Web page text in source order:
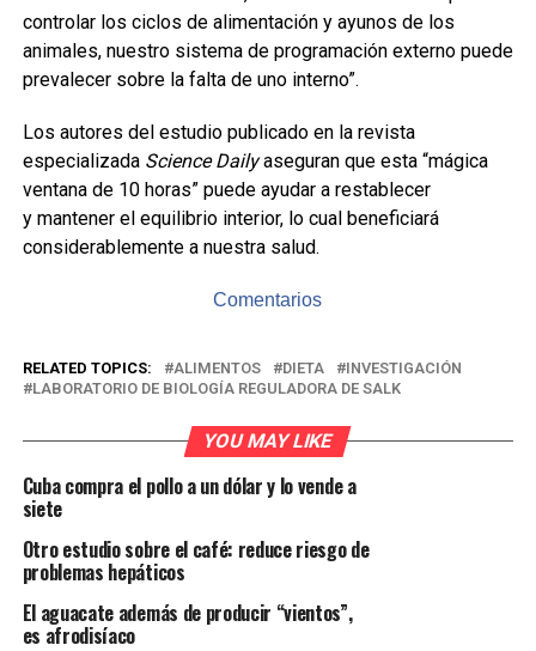
controlar los ciclos de alimentación y ayunos de los
animales, nuestro sistema de programación externo puede
prevalecer sobre la falta de uno interno”.
Los autores del estudio publicado en la revista
especializada Science Dailyaseguran que esta “mágica
ventana de 10 horas” puede ayudar a restablecer
y mantener el equilibrio interior, lo cual beneficiará
considerablemente a nuestra salud.
Comentarios
RELATED TOPICS: ALIMENTOS DIETA
INVESTIGACIÓN
LABORATORIO DE BIOLOGÍA REGULADORA DE SALK
YOU MAY LIKE
Cuba compra el pollo a un dólar y lo vende a
siete
Otro estudio sobre el café: reduce riesgo de
problemas hepáticos
El aguacate además de producir “vientos”,
es afrodisíaco